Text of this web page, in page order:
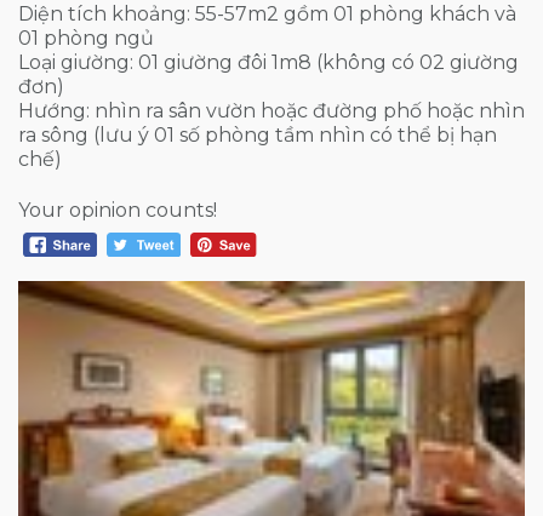
Diện tích khoảng: 55-57m2 gồm 01 phòng khách và
01 phòng ngủ
Loại giường: 01 giường đôi 1m8 (không có 02 giường
đơn)
Hướng: nhìn ra sân vườn hoặc đường phố hoặc nhìn
ra sông (lưu ý 01 số phòng tầm nhìn có thể bị hạn
chế)
Your opinion counts!